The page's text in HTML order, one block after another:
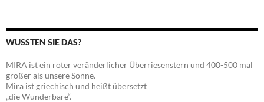
WUSSTEN SIE DAS?
MIRA ist ein roter veränderlicher Überriesenstern und 400-500 mal
größer als unsere Sonne.
Mira ist griechisch und heißt übersetzt
„die Wunderbare“.